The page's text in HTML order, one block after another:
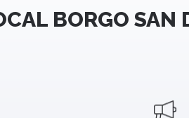
BORGO SAN